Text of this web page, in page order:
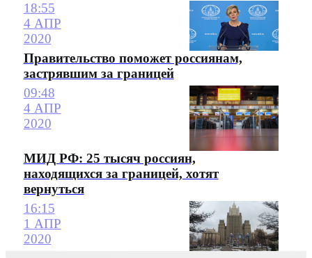
18:55
4 АПР
2020
Правительство поможет россиянам,
застрявшим за границей
09:48
4 АПР
2020
МИД РФ: 25 тысяч россиян,
находящихся за границей, хотят
вернуться
16:15
1 АПР
2020